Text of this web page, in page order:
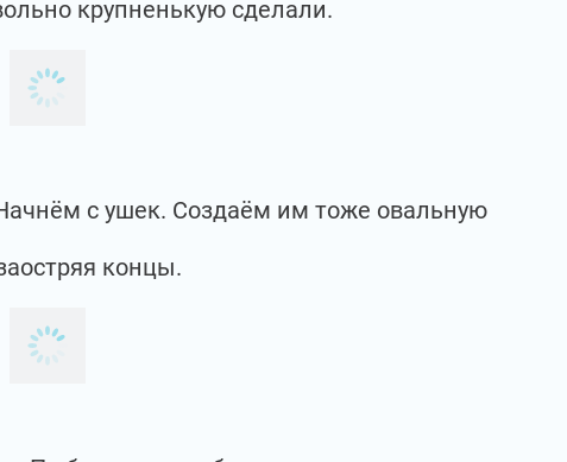
крупненькую сделали.
с ушек. Создаём им тоже овальную
концы.